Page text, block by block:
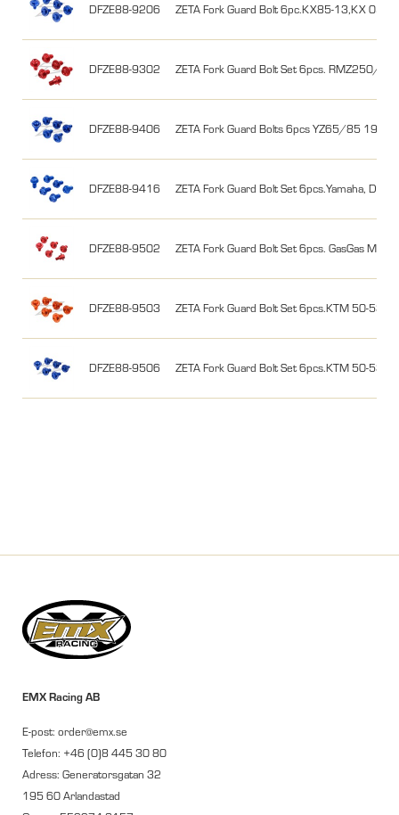
DFZE88-9206 ZETA Fork Guard Bolt 6pc.KX85-13,KX 05-
DFZE88-9302 ZETA Fork Guard Bolt Set 6pcs. RMZ250/
DFZE88-9406 ZETA Fork Guard Bolts 6pcs YZ65/85 19-
DFZE88-9416 ZETA Fork Guard Bolt Set 6pcs.Yamaha,
DFZE88-9502 ZETA Fork Guard Bolt Set 6pcs. GasGas
DFZE88-9503 ZETA Fork Guard Bolt Set 6pcs.KTM 50-530
DFZE88-9506 ZETA Fork Guard Bolt Set 6pcs.KTM 50-530
EMX Racing AB
E-post: order@emx.se
Telefon: +46 (0)8 445 30 80
Adress: Generatorsgatan 32
195 60 Arlandastad